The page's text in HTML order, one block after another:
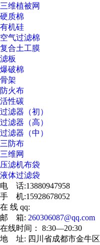
三维植被网
硬质棉
有机硅
空气过滤棉
复合土工膜
滤板
爆破棉
骨架
防火布
活性碳
过滤器（初）
过滤器（高）
过滤器（中）
三防布
三维网
压滤机布袋
液体过滤袋
电 话:13880947958
手 机:15928678052
在 线 qq:
邮 箱: 260306087@qq.com
在线时间： 8:30—20:30
地 址: 四川省成都市金牛区